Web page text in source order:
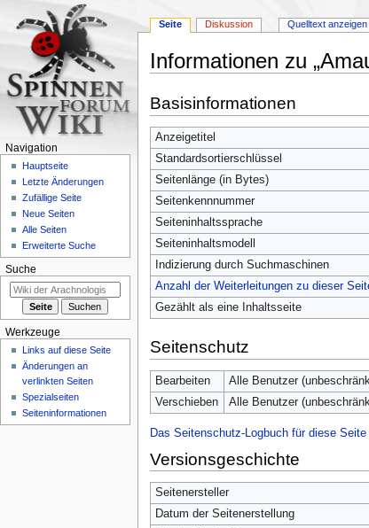
Informationen zu
Navigation
springen
Suche
springen
Basisinformationen
Anzeigetitel
Standardsortierschlüssel
Seitenlänge (in Bytes)
Seitenkennnummer
Seiteninhaltssprache
Seiteninhaltsmodell
Indizierung durch Suchmaschinen
Anzahl der Weiterleitungen zu dieser
Gezählt als eine Inhaltsseite
Seitenschutz
Bearbeiten
Alle Benutzer
Verschieben
Alle Benutzer
Das Seitenschutz-Logbuch für diese Seite
Versionsgeschichte
Seitenersteller
Datum der Seitenerstellung
Seite Diskussion Quelltext anzeigen
Navigation
Hauptseite
Letzte Änderungen
Zufällige Seite
Neue Seiten
Alle Seiten
Erweiterte Suche
Suche
Werkzeuge
Links auf diese Seite
Änderungen an
verlinkten Seiten
Spezialseiten
Seiten­­informationen